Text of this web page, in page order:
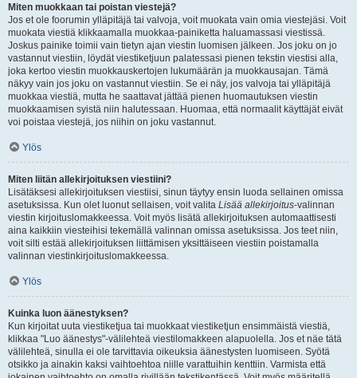
Miten muokkaan tai poistan viestejä?
Jos et ole foorumin ylläpitäjä tai valvoja, voit muokata vain omia viestejäsi. Voit
muokata viestiä klikkaamalla muokkaa-painiketta haluamassasi viestissä.
Joskus painike toimii vain tietyn ajan viestin luomisen jälkeen. Jos joku on jo
vastannut viestiin, löydät viestiketjuun palatessasi pienen tekstin viestisi alla,
joka kertoo viestin muokkauskertojen lukumäärän ja muokkausajan. Tämä
näkyy vain jos joku on vastannut viestiin. Se ei näy, jos valvoja tai ylläpitäjä
muokkaa viestiä, mutta he saattavat jättää pienen huomautuksen viestin
muokkaamisen syistä niin halutessaan. Huomaa, että normaalit käyttäjät eivät
voi poistaa viestejä, jos niihin on joku vastannut.
Ylös
Miten liitän allekirjoituksen viestiini?
Lisätäksesi allekirjoituksen viestiisi, sinun täytyy ensin luoda sellainen omissa
asetuksissa. Kun olet luonut sellaisen, voit valita Lisää allekirjoitus-valinnan
viestin kirjoituslomakkeessa. Voit myös lisätä allekirjoituksen automaattisesti
aina kaikkiin viesteihisi tekemällä valinnan omissa asetuksissa. Jos teet niin,
voit silti estää allekirjoituksen liittämisen yksittäiseen viestiin poistamalla
valinnan viestinkirjoituslomakkeessa.
Ylös
Kuinka luon äänestyksen?
Kun kirjoitat uuta viestiketjua tai muokkaat viestiketjun ensimmäistä viestiä,
klikkaa "Luo äänestys"-välilehteä viestilomakkeen alapuolella. Jos et näe tätä
välilehteä, sinulla ei ole tarvittavia oikeuksia äänestysten luomiseen. Syötä
otsikko ja ainakin kaksi vaihtoehtoa niille varattuihin kenttiin. Varmista että